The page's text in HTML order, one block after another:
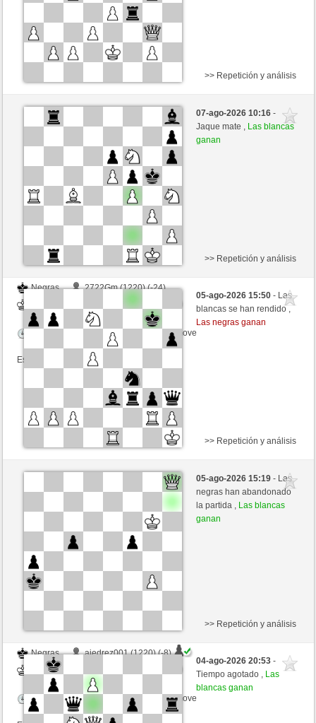
Negras
Sacco_matto (1458) (-18)
Blancas
tecnicle (1417) (+18)
Tiempo: 10 minutes/side + 30 seconds/move
Esta partida es por puntos
>> Repetición y análisis
07-ago-2026 10:16-
Jaque mate , Las blancas
ganan
Negras
2722Gm (1220) (-24)
tecnicle (1409) (+8)
Tiempo: 10 minutes/side + 8 seconds/move
Esta partida es por puntos
>> Repetición y análisis
05-ago-2026 15:50- Las
blancas se han rendido ,
Las negras ganan
Negras
ciuciaciucia (1454) (+15)
Tiempo: 21 minutes/side + 0 seconds/move
Esta partida es por puntos
>> Repetición y análisis
05-ago-2026 15:19- Las
negras han abandonado
la partida , Las blancas
ganan
Negras
ajedrez001 (1220) (-8)
Blancas
Tiempo: 10 minutes/side + 8 seconds/move
>> Repetición y análisis
04-ago-2026 20:53-
Tiempo agotado , Las
blancas ganan